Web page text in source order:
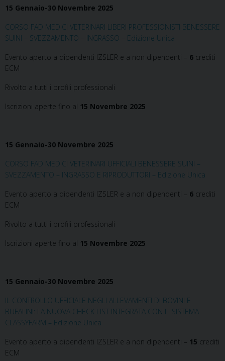
15 Gennaio-30 Novembre 2025
CORSO FAD MEDICI VETERINARI LIBERI PROFESSIONISTI BENESSERE
SUINI – SVEZZAMENTO – INGRASSO – Edizione Unica
Evento aperto a dipendenti IZSLER e a non dipendenti – 6 crediti
ECM
Rivolto a tutti i profili professionali
Iscrizioni aperte fino al 15 Novembre 2025
15 Gennaio-30 Novembre 2025
CORSO FAD MEDICI VETERINARI UFFICIALI BENESSERE SUINI –
SVEZZAMENTO – INGRASSO E RIPRODUTTORI – Edizione Unica
Evento aperto a dipendenti IZSLER e a non dipendenti – 6 crediti
ECM
Rivolto a tutti i profili professionali
Iscrizioni aperte fino al 15 Novembre 2025
15 Gennaio-30 Novembre 2025
IL CONTROLLO UFFICIALE NEGLI ALLEVAMENTI DI BOVINI E
BUFALINI: LA NUOVA CHECK LIST INTEGRATA CON IL SISTEMA
CLASSYFARM – Edizione Unica
Evento aperto a dipendenti IZSLER e a non dipendenti – 15 crediti
ECM